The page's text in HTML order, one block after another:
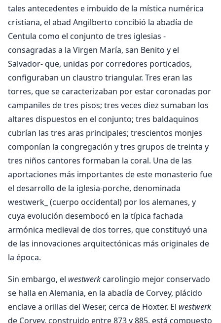
tales antecedentes e imbuido de la mística numérica
cristiana, el abad Angilberto concibió la abadía de
Centula como el conjunto de tres iglesias -
consagradas a la Virgen María, san Benito y el
Salvador- que, unidas por corredores porticados,
configuraban un claustro triangular. Tres eran las
torres, que se caracterizaban por estar coronadas por
campaniles de tres pisos; tres veces diez sumaban los
altares dispuestos en el conjunto; tres baldaquinos
cubrían las tres aras principales; trescientos monjes
componían la congregación y tres grupos de treinta y
tres niños cantores formaban la coral. Una de las
aportaciones más importantes de este monasterio fue
el desarrollo de la iglesia-porche, denominada
westwerk_ (cuerpo occidental) por los alemanes, y
cuya evolución desembocó en la típica fachada
armónica medieval de dos torres, que constituyó una
de las innovaciones arquitectónicas más originales de
la época.
Sin embargo, el westwerk carolingio mejor conservado
se halla en Alemania, en la abadía de Corvey, plácido
enclave a orillas del Weser, cerca de Höxter. El westwerk
de Corvey, construido entre 873 y 885, está compuesto